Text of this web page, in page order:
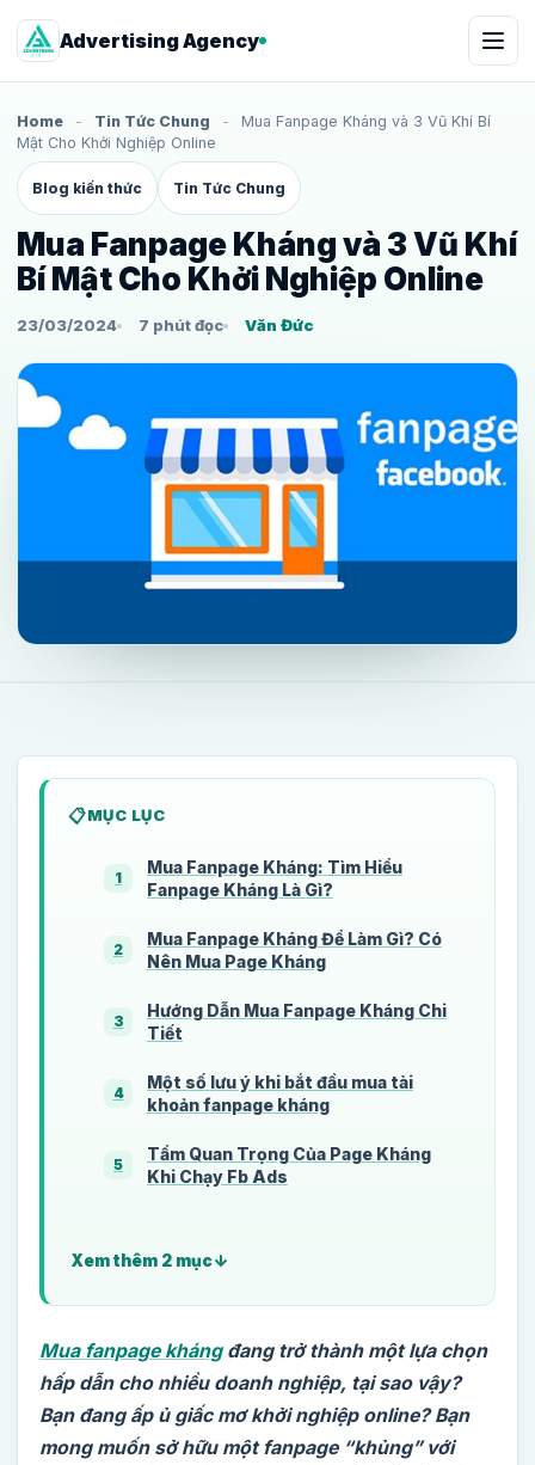
Advertising Agency
Home - Tin Tức Chung -
Mua Fanpage Kháng và 3 Vũ Khí Bí
Mật Cho Khởi Nghiệp Online
Blog kiến thức Tin Tức Chung
Mua Fanpage Kháng và 3 Vũ Khí
Bí Mật Cho Khởi Nghiệp Online
23/03/2024 7 phút đọc Văn Đức
MỤC LỤC
1
Mua Fanpage Kháng: Tìm Hiểu
Fanpage Kháng Là Gì?
2
Mua Fanpage Kháng Để Làm Gì? Có
Nên Mua Page Kháng
3
Hướng Dẫn Mua Fanpage Kháng Chi
Tiết
4
Một số lưu ý khi bắt đầu mua tài
khoản fanpage kháng
5
Tầm Quan Trọng Của Page Kháng
Khi Chạy Fb Ads
Xem thêm 2 mục
Mua fanpage khángđang trở thành một lựa chọn
hấp dẫn cho nhiều doanh nghiệp, tại sao vậy?
Bạn đang ấp ủ giấc mơ khởi nghiệp online? Bạn
mong muốn sở hữu một fanpage “khủng” với